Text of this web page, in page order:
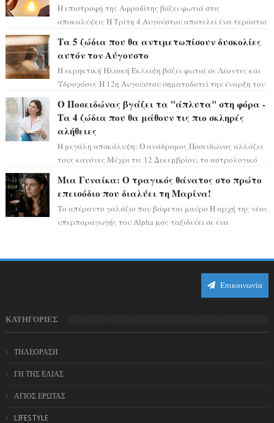
Η επιστροφή της Αφροδίτης βάζει φωτιά στις
αποκαλύψεις Η Τρίτη 4 Αυγούστου αποτελεί ένα τεράστιο
Τα 5 ζώδια που θα αντιμετωπίσουν δυσκολίες
αυτόν τον Αύγουστο
Η εκρηκτική Ηλιακή Έκλειψη βάζει φωτιά σε Λέοντες και
Υδροχόους Η 12η Αυγούστου σηματοδοτεί την έναρξη του
Ο Ποσειδώνας βγάζει τα "άπλυτα" στη φόρα -
Τα 4 ζώδια που θα μάθουν τις πιο σκληρές
αλήθειες
Η μεγάλη αποκάλυψη: Ο ανάδρομος Ποσειδώνας αλλάζει
τους κανόνες Μέχρι τις 12 Δεκεμβρίου, το αστρολογικό
Μια Γυναίκα: Ο τραγικός θάνατος στο πρώτο
επεισόδιο που διαλύει τη Μαρίνα!
Το απέραντο γαλάζιο που βάφεται μαύρο Η αρχή της νέας
υπερπαραγωγής του Alpha μας ταξιδεύει σε ένα
Επικοινωνία
ΚΑΤΗΓΟΡΙΕΣ
ΤΗΛΕΟΡΑΣΗ
ΓΗ ΤΗΣ ΕΛΙΑΣ
ΑΓΙΟΣ ΕΡΩΤΑΣ
LIFESTYLE